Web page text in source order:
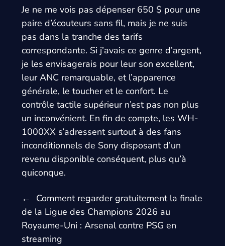
Je ne me vois pas dépenser 650 $ pour une
paire d’écouteurs sans fil, mais je ne suis
pas dans la tranche des tarifs
correspondante. Si j’avais ce genre d’argent,
je les envisagerais pour leur son excellent,
leur ANC remarquable, et l’apparence
générale, le toucher et le confort. Le
contrôle tactile supérieur n’est pas non plus
un inconvénient. En fin de compte, les WH-
1000XX s’adressent surtout à des fans
inconditionnels de Sony disposant d’un
revenu disponible conséquent, plus qu’à
quiconque.
←
Comment regarder gratuitement la finale
de la Ligue des Champions 2026 au
Royaume-Uni : Arsenal contre PSG en
streaming